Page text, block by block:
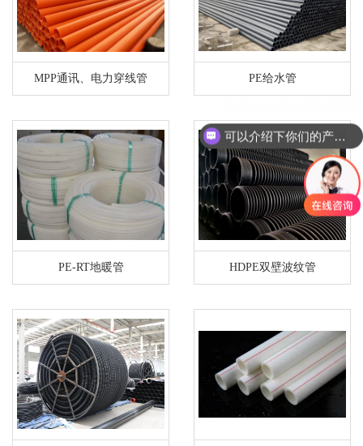
MPP通讯、电力穿线管 PE给水管
PE-RT地暖管 HDPE双壁波纹管
可以介绍下你们的产品么？